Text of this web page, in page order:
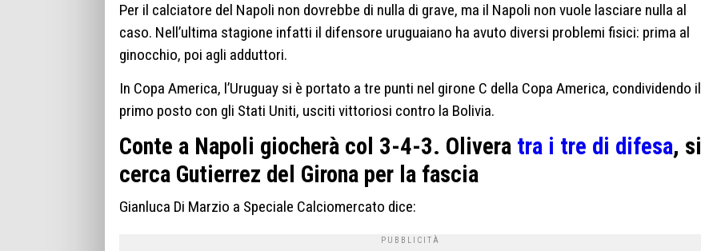
Per il calciatore del Napoli non dovrebbe di nulla di grave, ma il Napoli non vuole lasciare nulla al
caso. Nell’ultima stagione infatti il difensore uruguaiano ha avuto diversi problemi fisici: prima al
ginocchio, poi agli adduttori.
In Copa America, l’Uruguay si è portato a tre punti nel girone C della Copa America, condividendo il
primo posto con gli Stati Uniti, usciti vittoriosi contro la Bolivia.
Conte a Napoli giocherà col 3-4-3. Olivera tra i tre di difesa, si
cerca Gutierrez del Girona per la fascia
Gianluca Di Marzio a Speciale Calciomercato dice: